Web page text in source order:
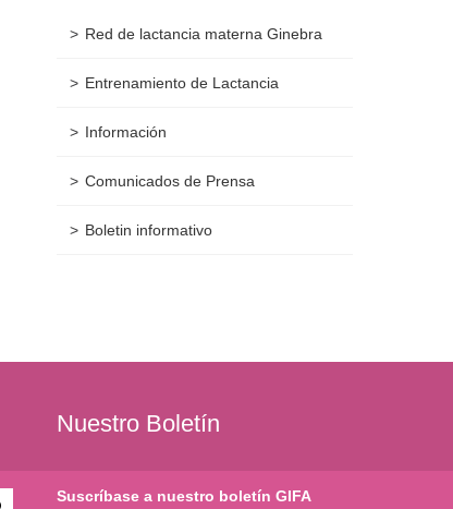
Red de lactancia materna Ginebra
Entrenamiento de Lactancia
Información
Comunicados de Prensa
Boletin informativo
Nuestro Boletín
Suscríbase a nuestro boletín GIFA